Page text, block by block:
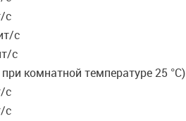
c
c
c
комнатной температуре 25 °C)
c
c